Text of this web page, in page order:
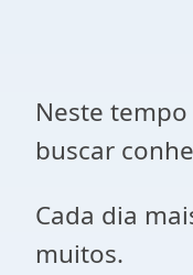
Neste
buscar
Cada dia
muitos.